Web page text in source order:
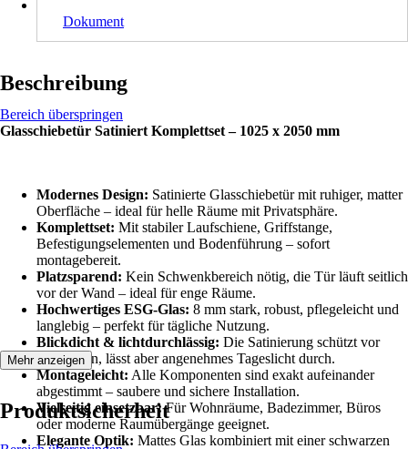
Dokument
Beschreibung
Bereich überspringen
Glasschiebetür Satiniert Komplettset – 1025 x 2050 mm
Modernes Design: Satinierte Glasschiebetür mit ruhiger, matter
Oberfläche – ideal für helle Räume mit Privatsphäre.
Komplettset: Mit stabiler Laufschiene, Griffstange,
Befestigungselementen und Bodenführung – sofort
montagebereit.
Platzsparend: Kein Schwenkbereich nötig, die Tür läuft seitlich
vor der Wand – ideal für enge Räume.
Hochwertiges ESG-Glas: 8 mm stark, robust, pflegeleicht und
langlebig – perfekt für tägliche Nutzung.
Blickdicht & lichtdurchlässig: Die Satinierung schützt vor
Einblicken, lässt aber angenehmes Tageslicht durch.
Montageleicht: Alle Komponenten sind exakt aufeinander
abgestimmt – saubere und sichere Installation.
Vielseitig einsetzbar:Für Wohnräume, Badezimmer, Büros
oder moderne Raumübergänge geeignet.
Elegante Optik: Mattes Glas kombiniert mit einer schwarzen
Mehr anzeigen
Produktsicherheit